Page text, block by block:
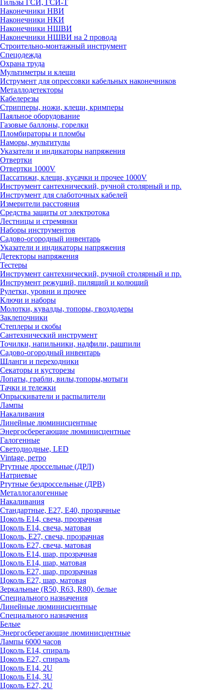
Гильзы ГСИ, ГСИ-Т
Наконечники НВИ
Наконечники НКИ
Наконечники НШВИ
Наконечники НШВИ на 2 провода
Строительно-монтажный инструмент
Спецодежда
Охрана труда
Мультиметры и клещи
Иструмент для опрессовки кабельных наконечников
Металлодетекторы
Кабелерезы
Стрипперы, ножи, клещи, кримперы
Паяльное оборудование
Газовые баллоны, горелки
Пломбираторы и пломбы
Наморы, мультитулы
Указатели и индикаторы напряжения
Отвертки
Отвертки 1000V
Пассатижи, клещи, кусачки и прочее 1000V
Инструмент сантехнический, ручной столярный и пр.
Инструмент для слаботочных кабелей
Измерители расстояния
Средства защиты от электротока
Лестницы и стремянки
Наборы инструментов
Садово-огородный инвентарь
Указатели и индикаторы напряжения
Детекторы напряжения
Тестеры
Инструмент сантехнический, ручной столярный и пр.
Инструмент режущий, пилящий и колющий
Рулетки, уровни и прочее
Ключи и наборы
Молотки, кувалды, топоры, гвоздодеры
Заклепочники
Степлеры и скобы
Сантехнический инструмент
Точилки, напильники, надфили, рашпили
Садово-огородный инвентарь
Шланги и переходники
Секаторы и кусторезы
Лопаты, грабли, вилы,топоры,мотыги
Тачки и тележки
Опрыскиватели и распылители
Лампы
Накаливания
Линейные люминисцентные
Энергосберегающие люминисцентные
Галогенные
Светодиодные, LED
Vintage, ретро
Ртутные дроссельные (ДРЛ)
Натриевые
Ртутные бездроссельные (ДРВ)
Металлогалогенные
Накаливания
Стандартные, Е27, Е40, прозрачные
Цоколь Е14, свеча, прозрачная
Цоколь Е14, свеча, матовая
Цоколь, Е27, свеча, прозрачная
Цоколь Е27, свеча, матовая
Цоколь Е14, шар, прозрачная
Цоколь Е14, шар, матовая
Цоколь Е27, шар, прозрачная
Цоколь Е27, шар, матовая
Зеркальные (R50, R63, R80), белые
Специального назначения
Линейные люминисцентные
Специального назначения
Белые
Энергосберегающие люминисцентные
Лампы 6000 часов
Цоколь Е14, спираль
Цоколь Е27, спираль
Цоколь Е14, 2U
Цоколь Е14, 3U
Цоколь Е27, 2U